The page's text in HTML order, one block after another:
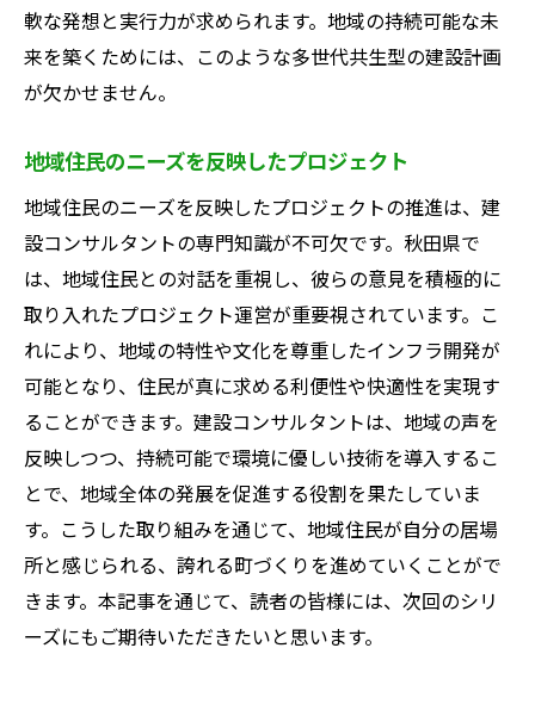
軟な発想と実行力が求められます。地域の持続可能な未
来を築くためには、このような多世代共生型の建設計画
が欠かせません。
地域住民のニーズを反映したプロジェクト
地域住民のニーズを反映したプロジェクトの推進は、建
設コンサルタントの専門知識が不可欠です。秋田県で
は、地域住民との対話を重視し、彼らの意見を積極的に
取り入れたプロジェクト運営が重要視されています。こ
れにより、地域の特性や文化を尊重したインフラ開発が
可能となり、住民が真に求める利便性や快適性を実現す
ることができます。建設コンサルタントは、地域の声を
反映しつつ、持続可能で環境に優しい技術を導入するこ
とで、地域全体の発展を促進する役割を果たしていま
す。こうした取り組みを通じて、地域住民が自分の居場
所と感じられる、誇れる町づくりを進めていくことがで
きます。本記事を通じて、読者の皆様には、次回のシリ
ーズにもご期待いただきたいと思います。